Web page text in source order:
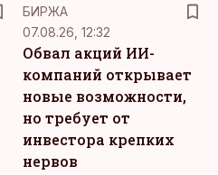
БИРЖА
07.08.26, 12:32
Обвал акций ИИ-
компаний открывает
новые возможности,
но требует от
инвестора крепких
нервов